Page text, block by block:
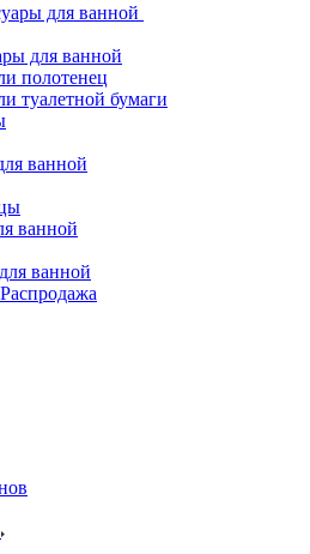
для ванной
для ванной
полотенец
туалетной бумаги
ванной
ванной
ванной
Распродажа